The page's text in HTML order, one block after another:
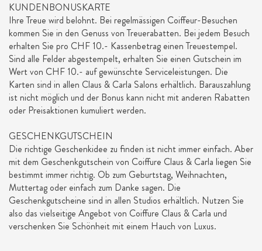
KUNDENBONUSKARTE
Ihre Treue wird belohnt. Bei regelmässigen Coiffeur-Besuchen
kommen Sie in den Genuss von Treuerabatten. Bei jedem Besuch
erhalten Sie pro CHF 10.- Kassenbetrag einen Treuestempel.
Sind alle Felder abgestempelt, erhalten Sie einen Gutschein im
Wert von CHF 10.- auf gewünschte Serviceleistungen. Die
Karten sind in allen Claus & Carla Salons erhältlich. Barauszahlung
ist nicht möglich und der Bonus kann nicht mit anderen Rabatten
oder Preisaktionen kumuliert werden.
GESCHENKGUTSCHEIN
Die richtige Geschenkidee zu finden ist nicht immer einfach. Aber
mit dem Geschenkgutschein von Coiffure Claus & Carla liegen Sie
bestimmt immer richtig. Ob zum Geburtstag, Weihnachten,
Muttertag oder einfach zum Danke sagen. Die
Geschenkgutscheine sind in allen Studios erhältlich. Nutzen Sie
also das vielseitige Angebot von Coiffure Claus & Carla und
verschenken Sie Schönheit mit einem Hauch von Luxus.